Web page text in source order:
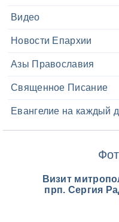
Видео
Новости Епархии
Азы Православия
Священное Писание
Евангелие на каждый
Визит
прп. Сергия